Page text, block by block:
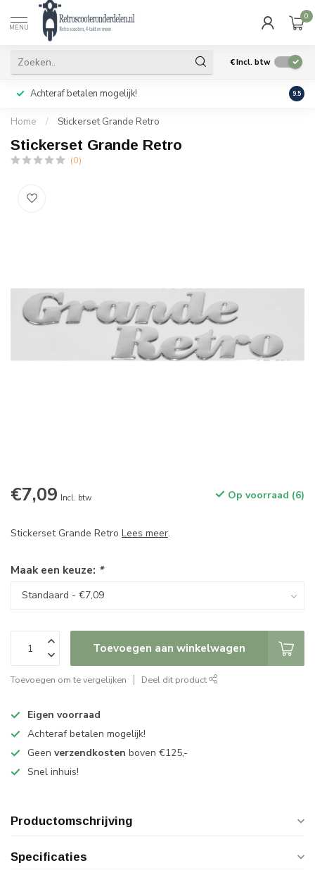
MENU
0
€Incl. btw
Achteraf betalen mogelijk! Geen
9.5
Home / Stickerset Grande Retro
Stickerset Grande Retro
(0)
€7,09 Incl. btw Op voorraad (6)
Stickerset Grande Retro Lees meer.
Maak een keuze: *
Toevoegen aan winkelwagen
Toevoegen om te vergelijken Deel dit product
Eigen voorraad
Achteraf betalen mogelijk!
Geen verzendkosten boven €125,-
Snel inhuis!
Productomschrijving
Specificaties